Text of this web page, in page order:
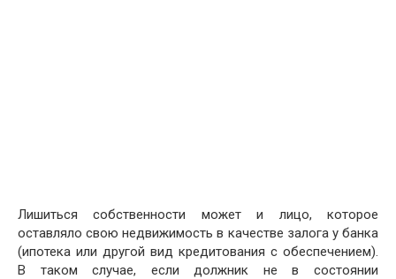
Лишиться собственности может и лицо, которое
оставляло свою недвижимость в качестве залога у банка
(ипотека или другой вид кредитования с обеспечением).
В таком случае, если должник не в состоянии